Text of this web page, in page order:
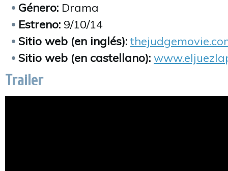
Género: Drama
Estreno: 9/10/14
Sitio web (en inglés):
Sitio web (en castellano):
Trailer